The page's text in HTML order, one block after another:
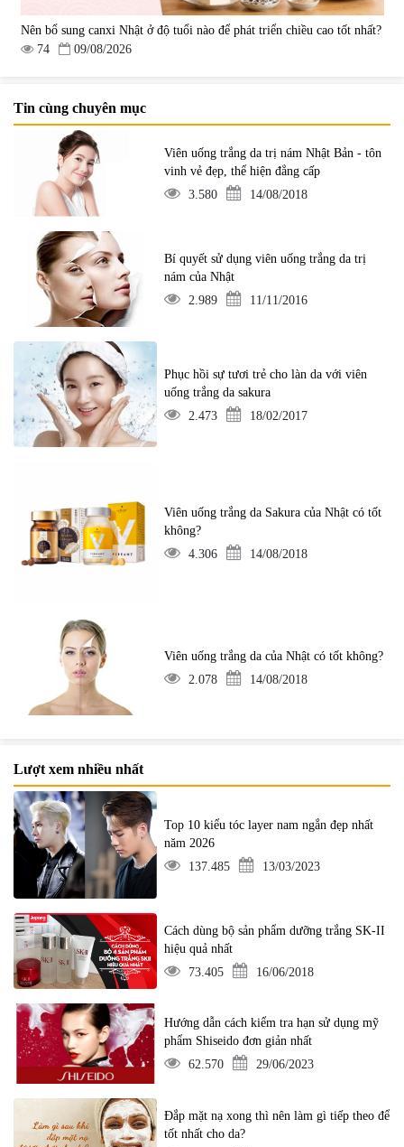
Nên bổ sung canxi Nhật ở độ tuổi nào để phát triển chiều cao tốt nhất?
74
09/08/2026
Tin cùng chuyên mục
Viên uống trắng da trị nám Nhật Bản - tôn
vinh vẻ đẹp, thể hiện đẳng cấp
3.580
14/08/2018
Bí quyết sử dụng viên uống trắng da trị
nám của Nhật
2.989
11/11/2016
Phục hồi sự tươi trẻ cho làn da với viên
uống trắng da sakura
2.473
18/02/2017
Viên uống trắng da Sakura của Nhật có tốt
không?
4.306
14/08/2018
Viên uống trắng da của Nhật có tốt không?
2.078
14/08/2018
Lượt xem nhiều nhất
Top 10 kiểu tóc layer nam ngắn đẹp nhất
năm 2026
137.485
13/03/2023
Cách dùng bộ sản phẩm dưỡng trắng SK-II
hiệu quả nhất
73.405
16/06/2018
Hướng dẫn cách kiểm tra hạn sử dụng mỹ
phẩm Shiseido đơn giản nhất
62.570
29/06/2023
Đắp mặt nạ xong thì nên làm gì tiếp theo để
tốt nhất cho da?